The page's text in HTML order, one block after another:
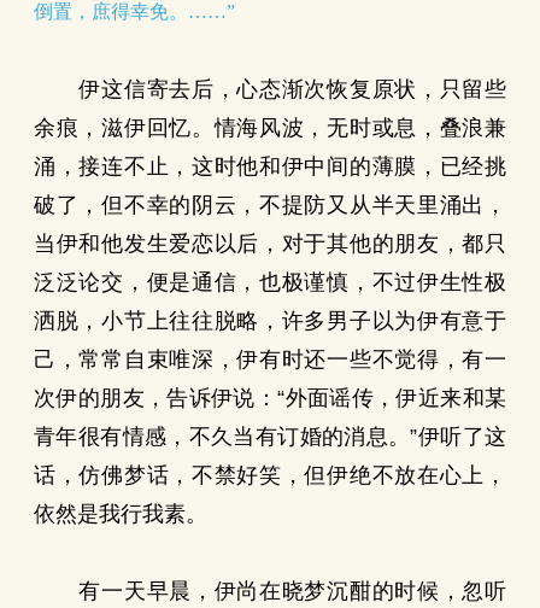
倒置，庶得幸免。……”
伊这信寄去后，心态渐次恢复原状，只留些
余痕，滋伊回忆。情海风波，无时或息，叠浪兼
涌，接连不止，这时他和伊中间的薄膜，已经挑
破了，但不幸的阴云，不提防又从半天里涌出，
当伊和他发生爱恋以后，对于其他的朋友，都只
泛泛论交，便是通信，也极谨慎，不过伊生性极
洒脱，小节上往往脱略，许多男子以为伊有意于
己，常常自束唯深，伊有时还一些不觉得，有一
次伊的朋友，告诉伊说：“外面谣传，伊近来和某
青年很有情感，不久当有订婚的消息。”伊听了这
话，仿佛梦话，不禁好笑，但伊绝不放在心上，
依然是我行我素。
有一天早晨，伊尚在晓梦沉酣的时候，忽听